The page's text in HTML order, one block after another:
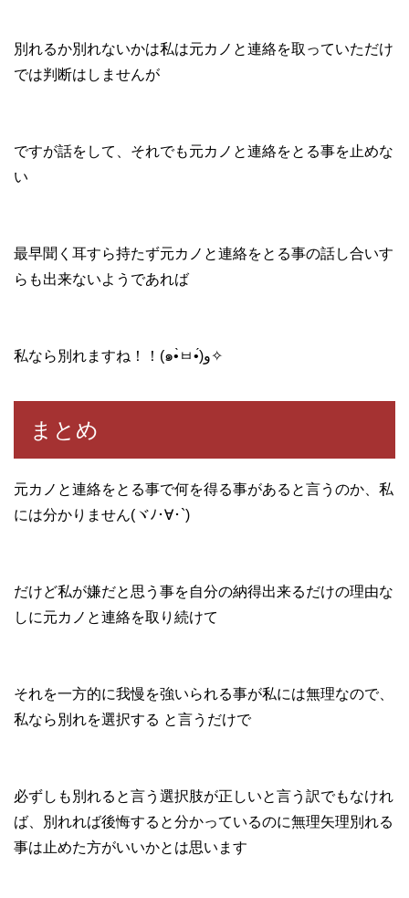
別れるか別れないかは私は元カノと連絡を取っていただけ
では判断はしませんが
ですが話をして、それでも元カノと連絡をとる事を止めな
い
最早聞く耳すら持たず元カノと連絡をとる事の話し合いす
らも出来ないようであれば
私なら別れますね！！(๑•̀ㅂ•́)و✧
まとめ
元カノと連絡をとる事で何を得る事があると言うのか、私
には分かりません(ヾﾉ･∀･`)
だけど私が嫌だと思う事を自分の納得出来るだけの理由な
しに元カノと連絡を取り続けて
それを一方的に我慢を強いられる事が私には無理なので、
私なら別れを選択する と言うだけで
必ずしも別れると言う選択肢が正しいと言う訳でもなけれ
ば、別れれば後悔すると分かっているのに無理矢理別れる
事は止めた方がいいかとは思います